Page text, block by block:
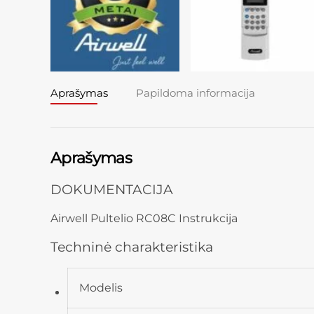
Aprašymas Papildoma informacija
Aprašymas
DOKUMENTACIJA
Airwell Pultelio RC08C Instrukcija
Techninė charakteristika
Modelis